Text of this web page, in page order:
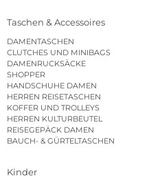
Taschen & Accessoires
DAMENTASCHEN
CLUTCHES UND MINIBAGS
DAMENRUCKSÄCKE
SHOPPER
HANDSCHUHE DAMEN
HERREN REISETASCHEN
KOFFER UND TROLLEYS
HERREN KULTURBEUTEL
REISEGEPÄCK DAMEN
BAUCH- & GÜRTELTASCHEN
Kinder